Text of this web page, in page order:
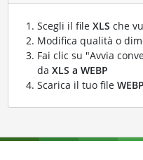
Scegli il file XLS che
Modifica qualità o
Fai clic su "Avvia
da XLS a WEBP
Scarica il tuo file WEBP